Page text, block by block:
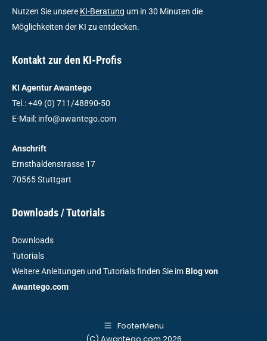
Nutzen Sie unsere KI-Beratung um in 30 Minuten die
Möglichkeiten der KI zu entdecken.
Kontakt zur den KI-Profis
KI Agentur Awantego
Tel.: +49 (0) 711/48890-50
E-Mail: info@awantego.com
Anschrift
Ernsthaldenstrasse 17
70565 Stuttgart
Downloads / Tutorials
Downloads
Tutorials
Weitere Anleitungen und Tutorials finden Sie imBlog von
Awantego.com
FooterMenu